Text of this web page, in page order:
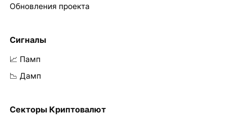
Обновления проекта
Сигналы
📈 Памп
📉 Дамп
Секторы Криптовалют